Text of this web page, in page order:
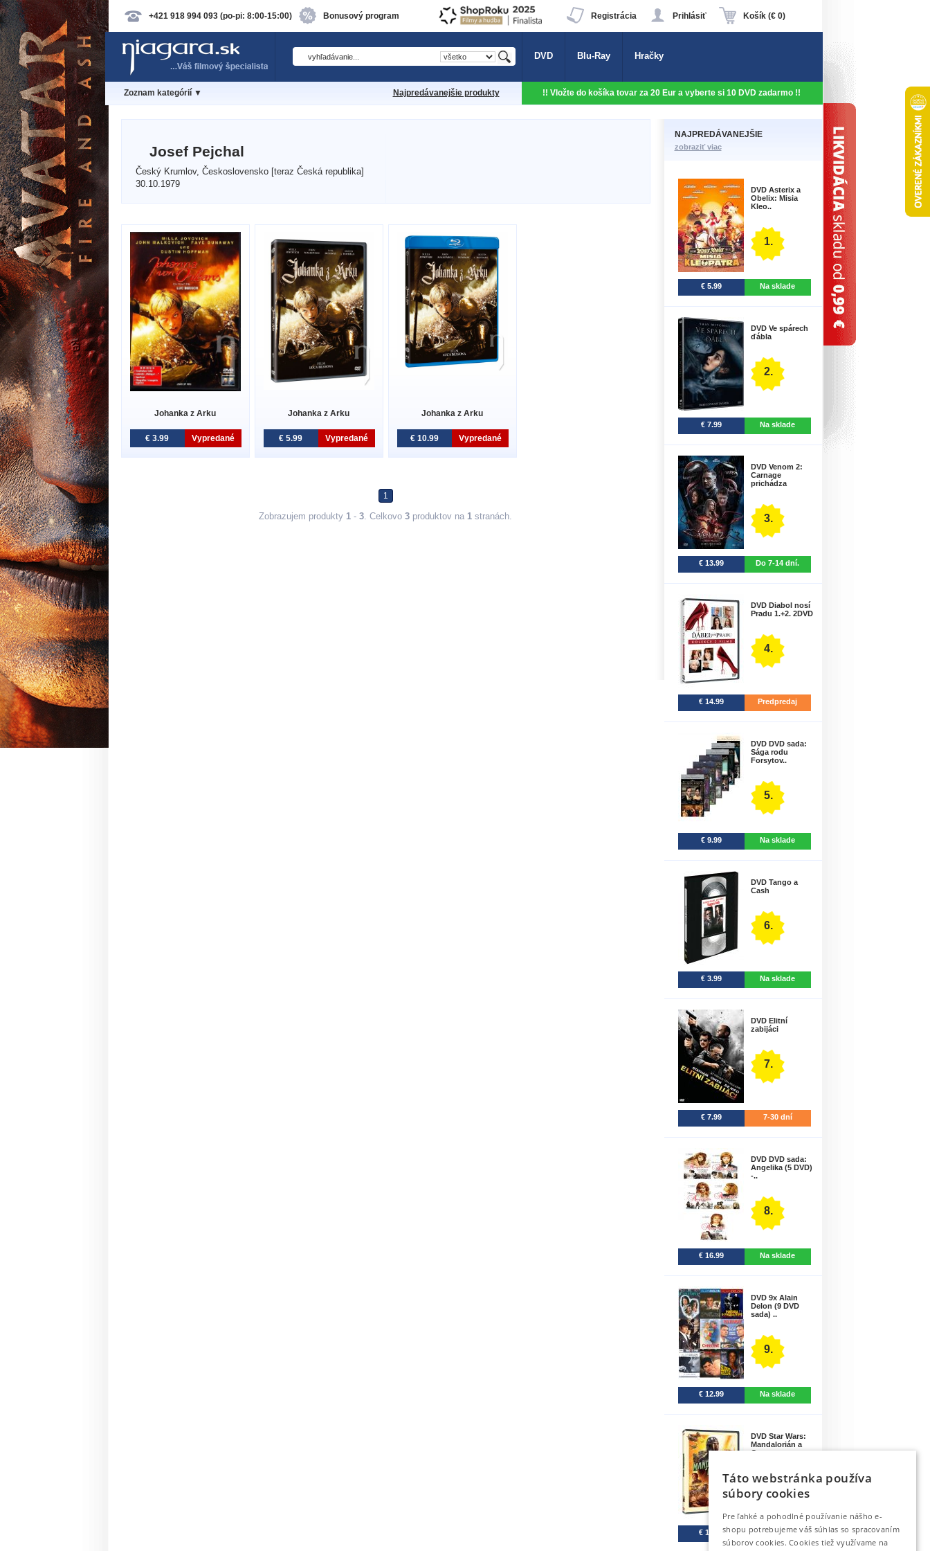
+421 918 994 093 (po-pi: 8:00-15:00) Bonusový program Košík (€ 0)
Prihlásiť
Registrácia
DVD Blu-Ray Hračky
Zoznam kategórií ▼ Najpredávanejšie produkty !! Vložte do košíka tovar za 20 Eur a vyberte si 10 DVD zadarmo !!
Josef Pejchal
Český Krumlov, Československo [teraz Česká republika]
30.10.1979
Johanka z Arku
€ 3.99 Vypredané
Johanka z Arku
€ 5.99 Vypredané
Johanka z Arku
€ 10.99 Vypredané
1
Zobrazujem produkty 1 - 3. Celkovo 3 produktov na 1 stranách.
NAJPREDÁVANEJŠIE
zobraziť viac
DVD Asterix a
Obelix: Misia
Kleo..
1.
€ 5.99 Na sklade
DVD Ve spárech
ďábla
2.
€ 7.99 Na sklade
DVD Venom 2:
Carnage
prichádza
3.
€ 13.99 Do 7-14 dní.
DVD Diabol nosí
Pradu 1.+2. 2DVD
4.
€ 14.99 Predpredaj
DVD DVD sada:
Sága rodu
Forsytov..
5.
€ 9.99 Na sklade
DVD Tango a
Cash
6.
€ 3.99 Na sklade
DVD Elitní
zabijáci
7.
€ 7.99 7-30 dní
DVD DVD sada:
Angelika (5 DVD)
-..
8.
€ 16.99 Na sklade
DVD 9x Alain
Delon (9 DVD
sada) ..
9.
€ 12.99 Na sklade
DVD Star Wars:
Mandalorián a
Gro..
€ 12.99 Predpredaj
Táto webstránka používa
súbory cookies
Pre ľahké a pohodlné používanie nášho e-
shopu potrebujeme váš súhlas so spracovaním
súborov cookies. Cookies tiež využívame na